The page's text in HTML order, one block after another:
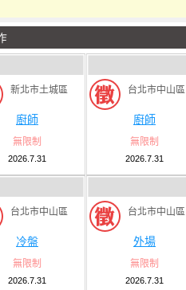
新北市土城區
廚師
無限制
2026.7.31
台北市中山區
廚師
無限制
2026.7.31
台北市中山區
冷盤
無限制
2026.7.31
台北市中山區
外場
無限制
2026.7.31